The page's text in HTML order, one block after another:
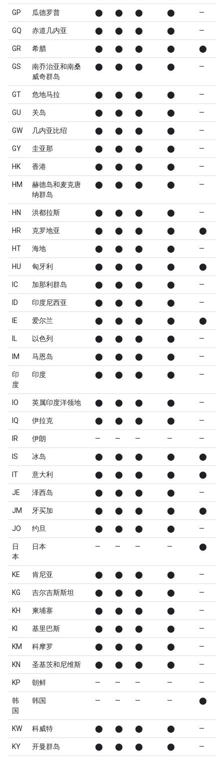
GP 瓜德罗普 ⬤ ⬤ ⬤ ⬤ —
GQ 赤道几内亚 ⬤ ⬤ ⬤ ⬤ —
GR 希腊 ⬤ ⬤ ⬤ ⬤ ⬤
GS
南乔治亚和南桑
威奇群岛
⬤ ⬤ ⬤ ⬤ —
GT 危地马拉 ⬤ ⬤ ⬤ ⬤ —
GU 关岛 ⬤ ⬤ ⬤ ⬤ —
GW 几内亚比绍 ⬤ ⬤ ⬤ ⬤ —
GY 圭亚那 ⬤ ⬤ ⬤ ⬤ —
HK 香港 ⬤ ⬤ ⬤ ⬤ —
HM
赫德岛和麦克唐
纳群岛
⬤ ⬤ ⬤ ⬤ —
HN 洪都拉斯 ⬤ ⬤ ⬤ ⬤ —
HR 克罗地亚 ⬤ ⬤ ⬤ ⬤ ⬤
HT 海地 ⬤ ⬤ ⬤ ⬤ —
HU 匈牙利 ⬤ ⬤ ⬤ ⬤ ⬤
IC 加那利群岛 ⬤ ⬤ ⬤ ⬤ —
ID 印度尼西亚 ⬤ ⬤ ⬤ ⬤ —
IE 爱尔兰 ⬤ ⬤ ⬤ ⬤ ⬤
IL 以色列 ⬤ ⬤ ⬤ ⬤ —
IM 马恩岛 ⬤ ⬤ ⬤ ⬤ —
印
度
印度 ⬤ ⬤ ⬤ ⬤ —
IO 英属印度洋领地 ⬤ ⬤ ⬤ ⬤ —
IQ 伊拉克 ⬤ ⬤ ⬤ ⬤ —
IR 伊朗 — — — — —
IS 冰岛 ⬤ ⬤ ⬤ ⬤ ⬤
IT 意大利 ⬤ ⬤ ⬤ ⬤ ⬤
JE 泽西岛 ⬤ ⬤ ⬤ ⬤ —
JM 牙买加 ⬤ ⬤ ⬤ ⬤ ⬤
JO 约旦 ⬤ ⬤ ⬤ ⬤ —
日
本
日本 — — — — ⬤
KE 肯尼亚 ⬤ ⬤ ⬤ ⬤ —
KG 吉尔吉斯斯坦 ⬤ ⬤ ⬤ ⬤ —
KH 柬埔寨 ⬤ ⬤ ⬤ ⬤ —
KI 基里巴斯 ⬤ ⬤ ⬤ ⬤ —
KM 科摩罗 ⬤ ⬤ ⬤ ⬤ —
KN 圣基茨和尼维斯 ⬤ ⬤ ⬤ ⬤ —
KP 朝鲜 — — — — —
韩
国
韩国 — — — — ⬤
KW 科威特 ⬤ ⬤ ⬤ ⬤ —
KY 开曼群岛 ⬤ ⬤ ⬤ ⬤ —